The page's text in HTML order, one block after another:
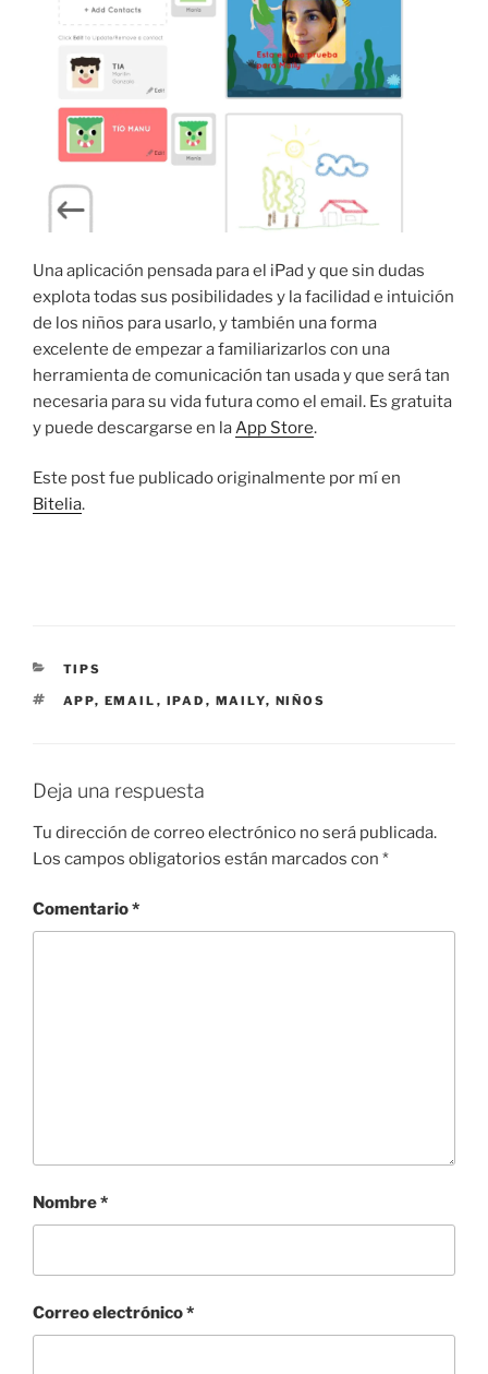
Una aplicación pensada para el iPad y que sin dudas
explota todas sus posibilidades y la facilidad e intuición
de los niños para usarlo, y también una forma
excelente de empezar a familiarizarlos con una
herramienta de comunicación tan usada y que será tan
necesaria para su vida futura como el email. Es gratuita
y puede descargarse en laApp Store.
Este post fue publicado originalmente por mí en
Bitelia.
CATEGORÍAS
TIPS
ETIQUETAS
APP, EMAIL , IPAD , MAILY, NIÑOS
Deja una respuesta
Tu dirección de correo electrónico no será publicada.
Los campos obligatorios están marcados con *
Comentario*
Nombre*
Correo electrónico*